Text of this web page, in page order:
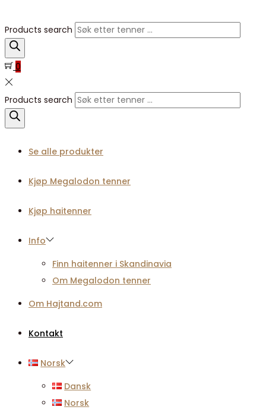
Products search
0
Products search
Se alle produkter
Kjøp Megalodon tenner
Kjøp haitenner
Info
Finn haitenner i Skandinavia
Om Megalodon tenner
Om Hajtand.com
Kontakt
Norsk
Dansk
Norsk